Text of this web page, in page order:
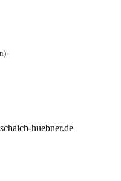
huebner.de